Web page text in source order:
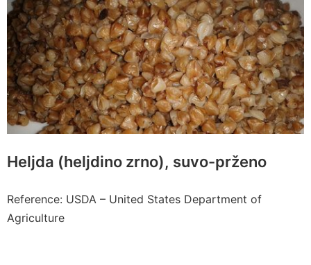
Heljda (heljdino zrno), suvo-prženo
Reference: USDA – United States Department of
Agriculture